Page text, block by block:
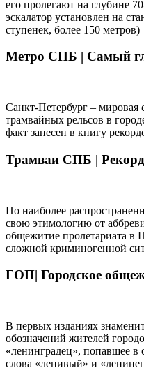
его пролегают на глубине
эскалатор установлен на
ступенек, более 150 метров)
Метро СПБ | Самый
Санкт-Петербург – мировая
трамвайных рельсов в
факт занесен в книгу
Трамваи СПБ |
По наиболее
свою этимологию от
общежитие пролетариата в
сложной криминогенной
ГОП| Городское
В первых изданиях
обозначений жителей
«ленинградец», попавшее в
слова «ленивый» и